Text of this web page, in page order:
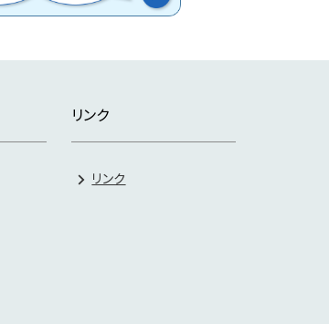
リンク
リンク